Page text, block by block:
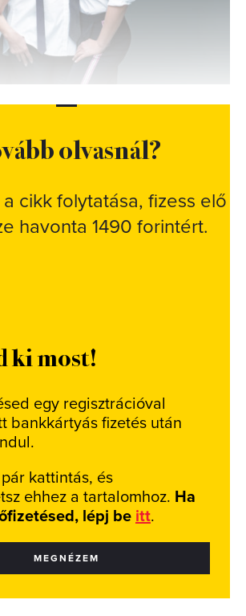
olvasnál?
cikk folytatása, fizess elő
havonta 1490 forintért.
ki most!
egy regisztrációval
bankkártyás fizetés után
kattintás, és
ehhez a tartalomhoz. Ha
lépj be itt.
MEGNÉZEM